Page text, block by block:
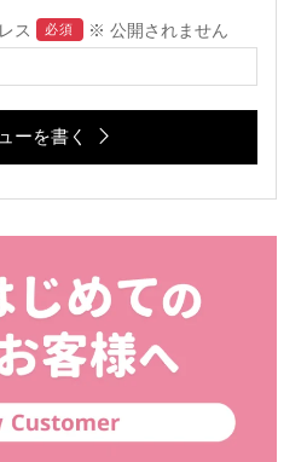
ス 必須 ※ 公開されません
ーを書く